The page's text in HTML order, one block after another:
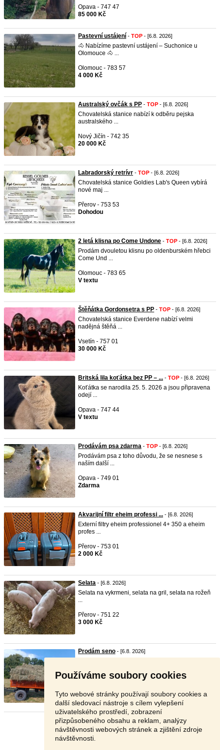
Používáme soubory cookies
Tyto webové stránky používají soubory cookies a
další sledovací nástroje s cílem vylepšení
uživatelského prostředí, zobrazení
přizpůsobeného obsahu a reklam, analýzy
návštěvnosti webových stránek a zjištění zdroje
návštěvnosti.
Opava - 747 47
85 000 Kč
Pastevní ustájení - TOP - [6.8. 2026]
🐴 Nabízíme pastevní ustájení – Suchonice u
Olomouce 🐴 ...
Olomouc - 783 57
4 000 Kč
Australský ovčák s PP - TOP - [6.8. 2026]
Chovatelská stanice nabízí k odběru pejska
australského ...
Nový Jičín - 742 35
20 000 Kč
Labradorský retrívr - TOP - [6.8. 2026]
Chovatelská stanice Goldies Lab's Queen vybírá
nové maj ...
Přerov - 753 53
Dohodou
2 letá klisna po Come Undone - TOP - [6.8. 2026]
Prodám dvouletou klisnu po oldenburském hřebci
Come Und ...
Olomouc - 783 65
V textu
Štěňátka Gordonsetra s PP - TOP - [6.8. 2026]
Chovatelská stanice Everdene nabízí velmi
nadějná štěňá ...
Vsetín - 757 01
30 000 Kč
Britská lila koťátka bez PP – ... - TOP - [6.8. 2026]
Koťátka se narodila 25. 5. 2026 a jsou připravena
odejí ...
Opava - 747 44
V textu
Prodávám psa zdarma - TOP - [6.8. 2026]
Prodávám psa z toho důvodu, že se nesnese s
naším další ...
Opava - 749 01
Zdarma
Akvarijní filtr eheim professi ... - [6.8. 2026]
Externí filtry eheim professionel 4+ 350 a eheim
profes ...
Přerov - 753 01
2 000 Kč
Selata - [6.8. 2026]
Selata na vykrmeni, selata na gril, selata na rožeň
...
Přerov - 751 22
3 000 Kč
Prodám seno - [6.8. 2026]
40 Kč
Stránka: 1 2 3 Další